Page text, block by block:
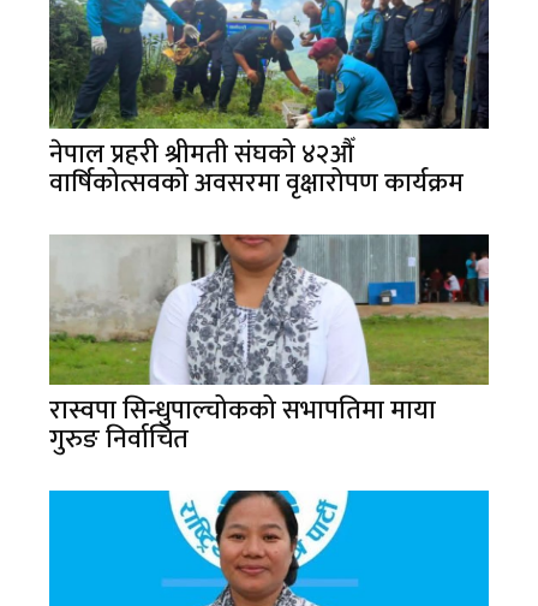
नेपाल प्रहरी श्रीमती संघको ४२औँ
वार्षिकोत्सवको अवसरमा वृक्षारोपण कार्यक्रम
रास्वपा सिन्धुपाल्चोकको सभापतिमा माया
गुरुङ निर्वाचित